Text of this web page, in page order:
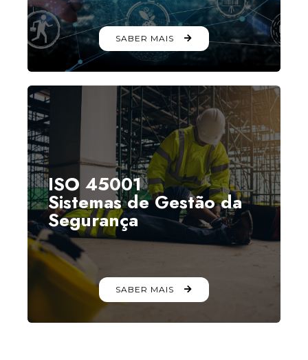
SABER MAIS
ISO 45001
Sistemas de Gestão da
Segurança
SABER MAIS